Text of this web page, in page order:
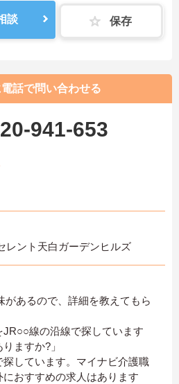
談 保存
話で問い合わせる
941-653
レント天白ガーデンヒルズ
があるので、詳細を教えてもら
JR○○線の沿線で探しています
ますか?」
探しています。マイナビ介護職
おすすめの求人はあります